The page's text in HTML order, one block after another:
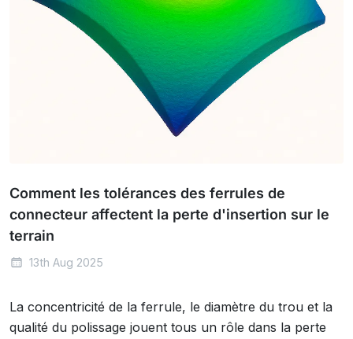
Comment les tolérances des ferrules de
connecteur affectent la perte d'insertion sur le
terrain
13th Aug 2025
La concentricité de la ferrule, le diamètre du trou et la
qualité du polissage jouent tous un rôle dans la perte